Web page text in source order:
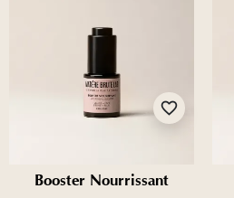
favorite_border
Booster Nourrissant